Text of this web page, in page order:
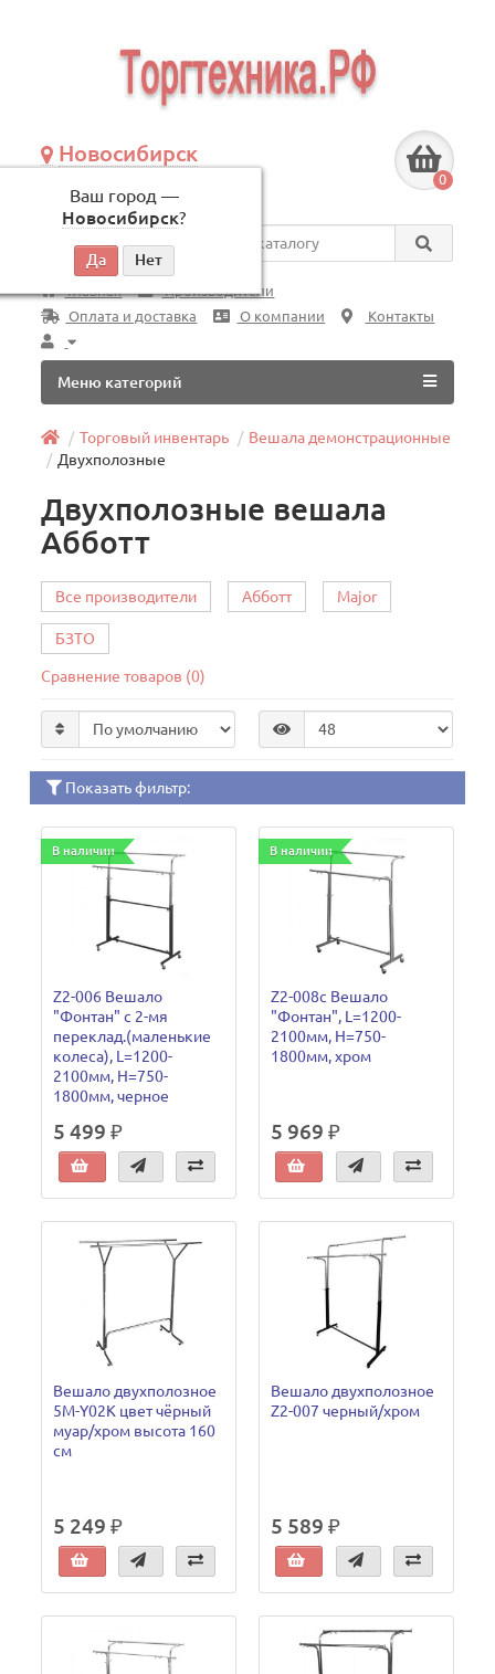
Новосибирск
Ваш город —
Новосибирск?
по будням, с 09:00 до 18:00
0
Везде
Главная
Производители
Оплата и доставка
О компании Контакты
Меню категорий
Торговый инвентарь
Вешала демонстрационные
Двухполозные
Двухполозные вешала
Абботт
Все производители Абботт Major
БЗТО
Сравнение товаров (0)
Показать фильтр:
В наличии
Z2-006 Вешало
"Фонтан" с 2-мя
переклад.(маленькие
колеса), L=1200-
2100мм, H=750-
1800мм, черное
5 499 ₽
В наличии
Z2-008с Вешало
"Фонтан", L=1200-
2100мм, H=750-
1800мм, хром
5 969 ₽
Вешало двухполозное
5М-Y02K цвет чёрный
муар/хром высота 160
см
5 249 ₽
Вешало двухполозное
Z2-007 черный/хром
5 589 ₽